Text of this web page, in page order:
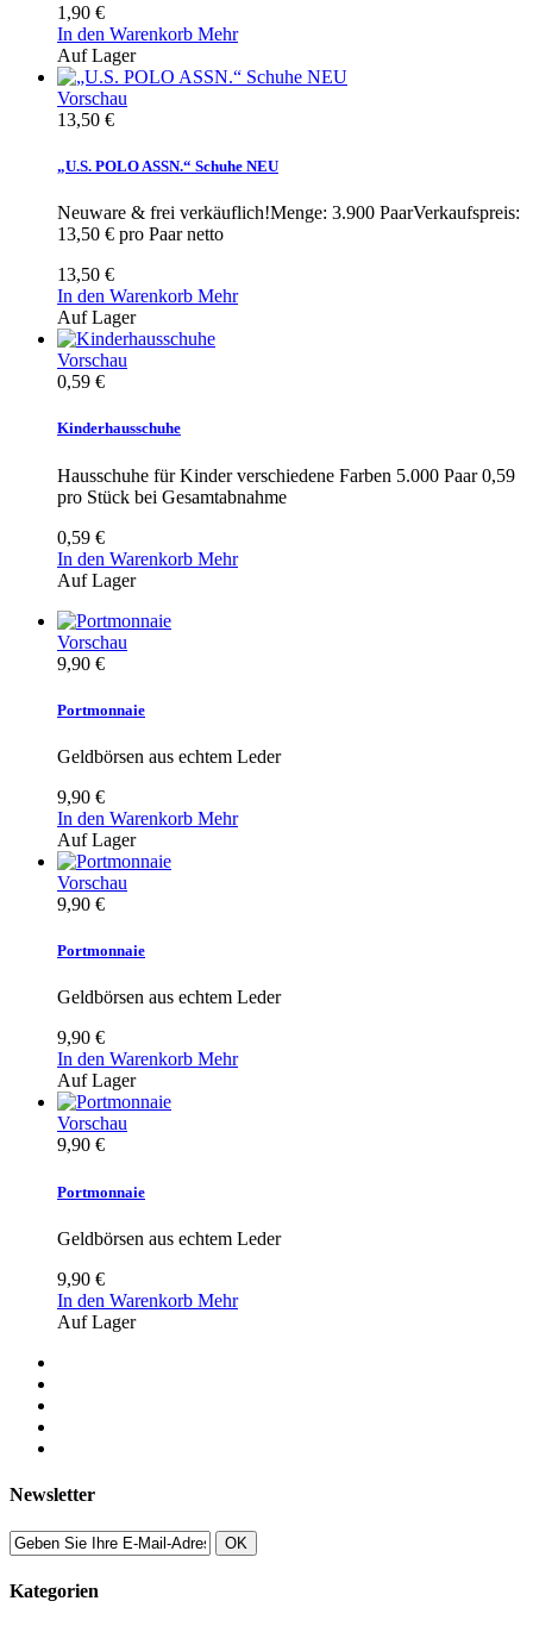
1,90 €
In den Warenkorb Mehr
Auf Lager
Vorschau
13,50 €
„U.S. POLO ASSN.“ Schuhe NEU
Neuware & frei verkäuflich!Menge: 3.900 PaarVerkaufspreis:
13,50 € pro Paar netto
13,50 €
In den Warenkorb Mehr
Auf Lager
Vorschau
0,59 €
Kinderhausschuhe
Hausschuhe für Kinder verschiedene Farben 5.000 Paar 0,59
pro Stück bei Gesamtabnahme
0,59 €
In den Warenkorb Mehr
Auf Lager
Vorschau
9,90 €
Portmonnaie
Geldbörsen aus echtem Leder
9,90 €
In den Warenkorb Mehr
Auf Lager
Vorschau
9,90 €
Portmonnaie
Geldbörsen aus echtem Leder
9,90 €
In den Warenkorb Mehr
Auf Lager
Vorschau
9,90 €
Portmonnaie
Geldbörsen aus echtem Leder
9,90 €
In den Warenkorb Mehr
Auf Lager
Newsletter
OK
Kategorien